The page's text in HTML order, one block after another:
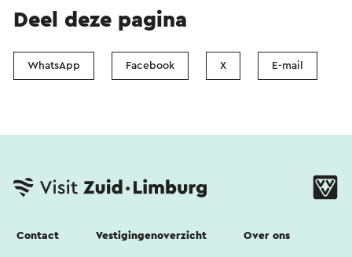
Deel deze pagina
WhatsApp Facebook X E-mail
Contact Vestigingenoverzicht Over ons